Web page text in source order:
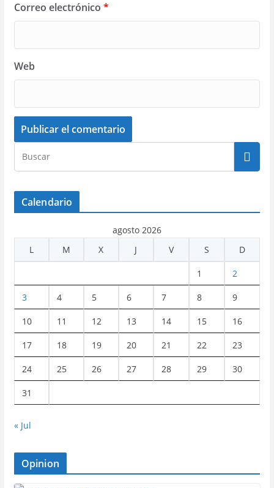
Correo electrónico *
Web
Calendario
agosto 2026
L
M X J V S D
1 2
3 4 5 6 7 8 9
10 11 12 13 14 15 16
17 18 19 20 21 22 23
24 25 26 27 28 29 30
31
« Jul
Opinion